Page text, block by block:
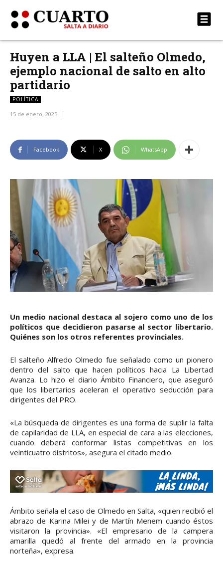
Huyen a LLA | El salteño Olmedo,
ejemplo nacional de salto en alto
partidario
POLÍTICA
15 de enero, 2025
Facebook X WhatsApp
Un medio nacional destaca al sojero como uno de los
políticos que decidieron pasarse al sector libertario.
Quiénes son los otros referentes provinciales.
El salteño Alfredo Olmedo fue señalado como un pionero
dentro del salto que hacen políticos hacia La Libertad
Avanza. Lo hizo el diario Ámbito Financiero, que aseguró
que los libertarios aceleran el operativo seducción para
dirigentes del PRO.
«La búsqueda de dirigentes es una forma de suplir la falta
de capilaridad de LLA, en especial de cara a las elecciones,
cuando deberá conformar listas competitivas en los
veinticuatro distritos», asegura el citado medio.
Ámbito señala el caso de Olmedo en Salta, «quien recibió el
abrazo de Karina Milei y de Martín Menem cuando éstos
visitaron la provincia». «El empresario de la campera
amarilla quedó al frente del armado en la provincia
norteña», expresa.